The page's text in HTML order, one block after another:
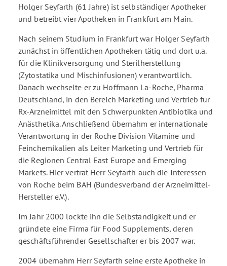
Holger Seyfarth (61 Jahre) ist selbständiger Apotheker
und betreibt vier Apotheken in Frankfurt am Main.
Nach seinem Studium in Frankfurt war Holger Seyfarth
zunächst in öffentlichen Apotheken tätig und dort u.a.
für die Klinikversorgung und Sterilherstellung
(Zytostatika und Mischinfusionen) verantwortlich.
Danach wechselte er zu Hoffmann La-Roche, Pharma
Deutschland, in den Bereich Marketing und Vertrieb für
Rx-Arzneimittel mit den Schwerpunkten Antibiotika und
Anästhetika. Anschließend übernahm er internationale
Verantwortung in der Roche Division Vitamine und
Feinchemikalien als Leiter Marketing und Vertrieb für
die Regionen Central East Europe and Emerging
Markets. Hier vertrat Herr Seyfarth auch die Interessen
von Roche beim BAH (Bundesverband der Arzneimittel-
Hersteller e.V.).
Im Jahr 2000 lockte ihn die Selbständigkeit und er
gründete eine Firma für Food Supplements, deren
geschäftsführender Gesellschafter er bis 2007 war.
2004 übernahm Herr Seyfarth seine erste Apotheke in